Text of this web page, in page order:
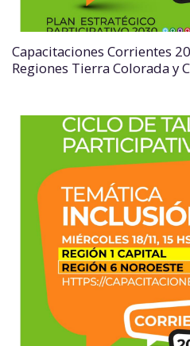
Capacitaciones Corrientes
Regiones Tierra Colorada y